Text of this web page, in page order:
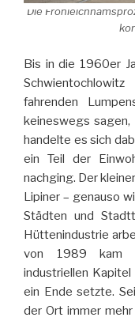
Die
Bis in die 1960er
fahrenden
keineswegs sagen,
handelte es sich
ein Teil der
nachging. Der
Lipiner – genauso
Städten und
Hüttenindustrie
von 1989 kam
industriellen
ein Ende setzte.
der Ort immer